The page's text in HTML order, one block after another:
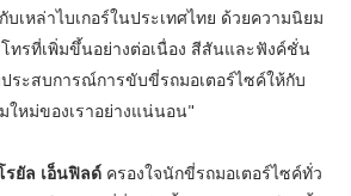
เหล่าไบเกอร์ในประเทศไทย ด้วยความนิยม
โทรที่เพิ่มขึ้นอย่างต่อเนื่อง สีสันและฟังค์ชั่น
ระสบการณ์การขับขี่รถมอเตอร์ไซค์ให้กับ
ใหม่ของเราอย่างแน่นอน"
ยัล เอ็นฟิลด์ครองใจนักขี่รถมอเตอร์ไซค์ทั่ว